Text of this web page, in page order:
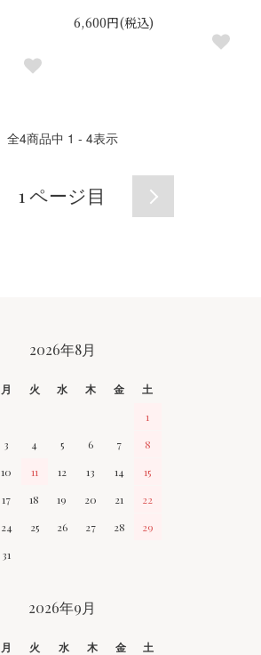
6,600円(税込)
全4商品中 1 - 4表示
1 ページ目
2026年8月
月 火 水 木 金
土
1
3 4 5 6 7
8
10 11 12 13 14
15
17 18 19 20 21
22
24 25 26 27 28
29
31
2026年9月
月 火 水 木 金
土